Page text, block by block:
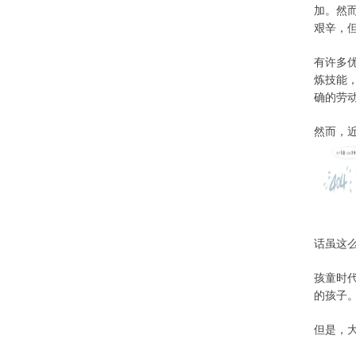
加。 然
艰辛，
有许多
炼技能
确的劳
然而，
话虽这
孩童时
的孩子
但是，